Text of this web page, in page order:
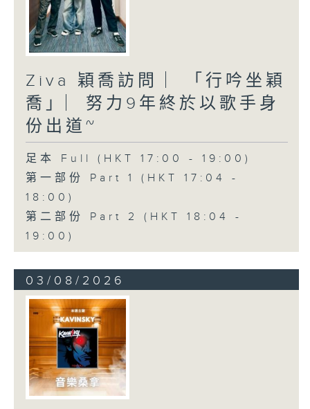
Ziva 穎喬訪問 ︳「行吟坐穎
喬」︳努力9年終於以歌手身
份出道~
足本 Full (HKT 17:00 - 19:00)
第一部份 Part 1 (HKT 17:04 -
18:00)
第二部份 Part 2 (HKT 18:04 -
19:00)
03/08/2026